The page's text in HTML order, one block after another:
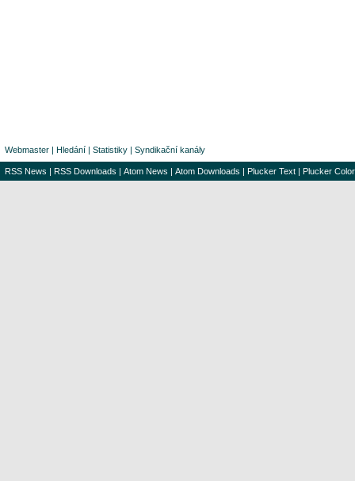
Webmaster | Hledání | Statistiky | Syndikační kanály
RSS News | RSS Downloads | Atom News | Atom Downloads | Plucker Text | Plucker Color